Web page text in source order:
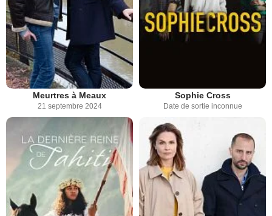
Meurtres à Meaux
21 septembre 2024
Sophie Cross
Date de sortie inconnue